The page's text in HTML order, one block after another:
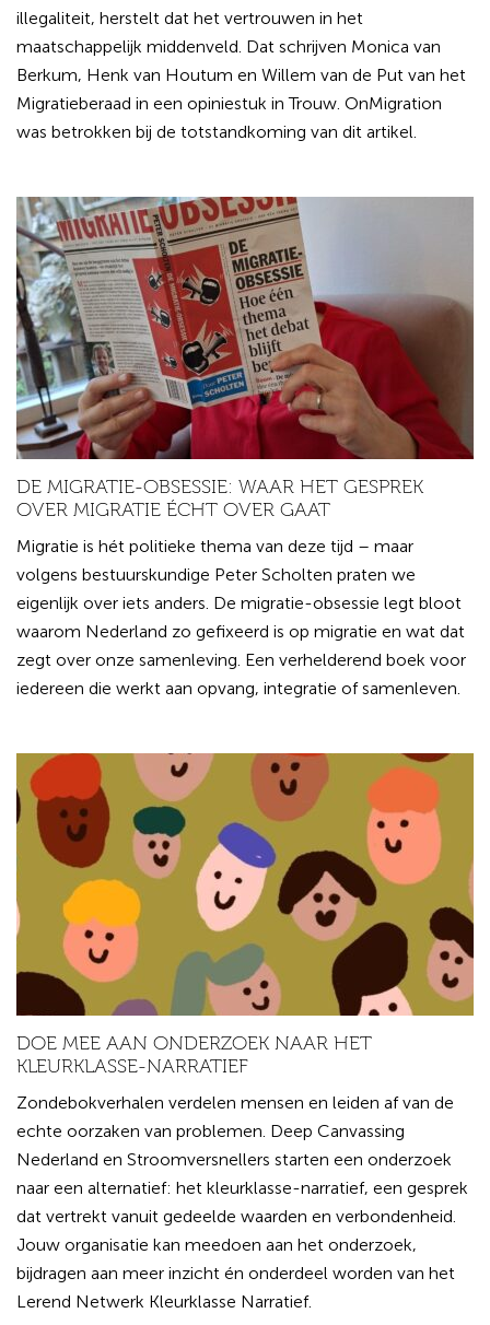
illegaliteit, herstelt dat het vertrouwen in het
maatschappelijk middenveld. Dat schrijven Monica van
Berkum, Henk van Houtum en Willem van de Put van het
Migratieberaad in een opiniestuk in Trouw. OnMigration
was betrokken bij de totstandkoming van dit artikel.
DE MIGRATIE-OBSESSIE: WAAR HET GESPREK
OVER MIGRATIE ÉCHT OVER GAAT
Migratie is hét politieke thema van deze tijd – maar
volgens bestuurskundige Peter Scholten praten we
eigenlijk over iets anders. De migratie-obsessie legt bloot
waarom Nederland zo gefixeerd is op migratie en wat dat
zegt over onze samenleving. Een verhelderend boek voor
iedereen die werkt aan opvang, integratie of samenleven.
DOE MEE AAN ONDERZOEK NAAR HET
KLEURKLASSE-NARRATIEF
Zondebokverhalen verdelen mensen en leiden af van de
echte oorzaken van problemen. Deep Canvassing
Nederland en Stroomversnellers starten een onderzoek
naar een alternatief: het kleurklasse-narratief, een gesprek
dat vertrekt vanuit gedeelde waarden en verbondenheid.
Jouw organisatie kan meedoen aan het onderzoek,
bijdragen aan meer inzicht én onderdeel worden van het
Lerend Netwerk Kleurklasse Narratief.